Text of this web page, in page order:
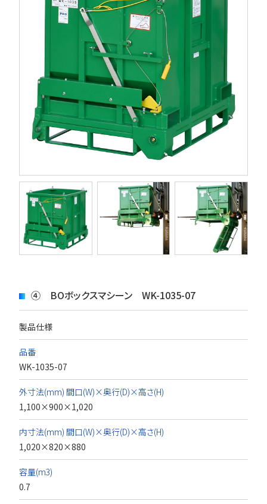
④ BOボックスマシーン WK-1035-07
製品仕様
品番
WK-1035-07
外寸法(mm) 間口(W)×奥行(D)×高さ(H)
1,100×900×1,020
内寸法(mm) 間口(W)×奥行(D)×高さ(H)
1,020×820×880
容量(m3)
0.7